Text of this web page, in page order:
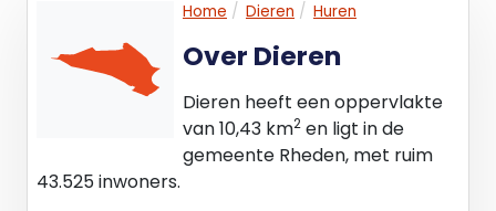
Home Dieren Huren
Over Dieren
Dieren heeft een oppervlakte
van 10,43 km2 en ligt in de
gemeente Rheden, met ruim
43.525 inwoners.